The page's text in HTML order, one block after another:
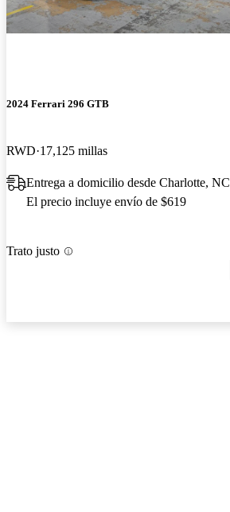
2024 Ferrari 296 GTB
RWD 17,125 millas
Entrega a domicilio desde Charlotte, NC
El precio incluye envío de $619
Trato justo